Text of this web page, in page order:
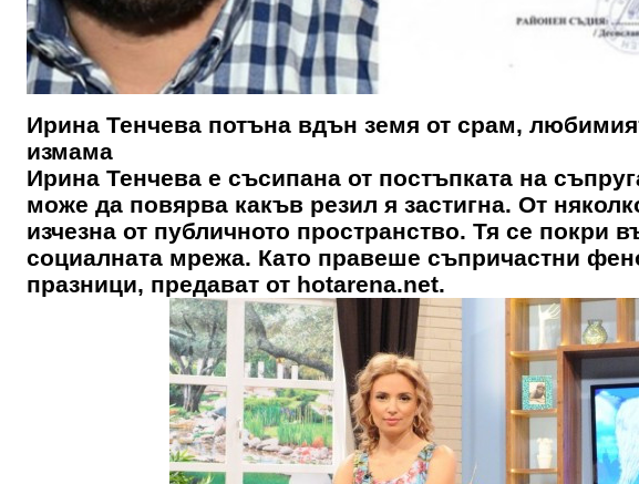
Ирина Тенчева потъна вдън земя от срам,
измама
Ирина Тенчева е съсипана от постъпката на
може да повярва какъв резил я застигна. От
изчезна от публичното пространство. Тя се покри
социалната мрежа. Като правеше съпричастни
празници, предават от hotarena.net.